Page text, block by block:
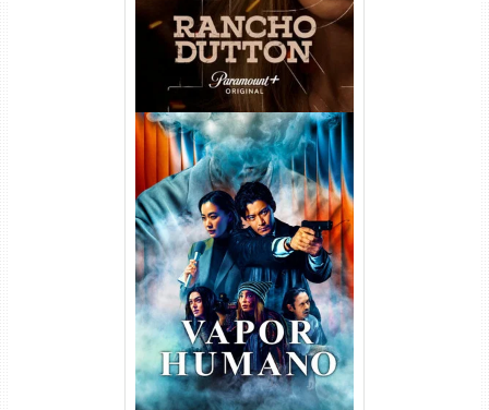
Vapor Humano 1ª Temporada
Torrent (2026) WEB-DL 1080p
Dual Áudio